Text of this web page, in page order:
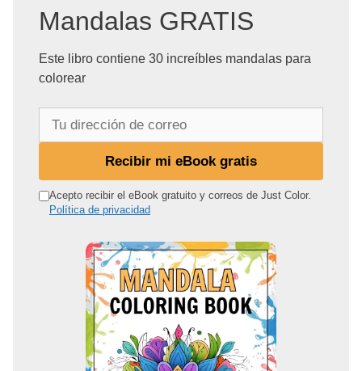
Mandalas GRATIS
Este libro contiene 30 increíbles mandalas para
colorear
r
Recibir mi eBook gratis
Acepto recibir el eBook gratuito y correos de Just Color.
Política de privacidad